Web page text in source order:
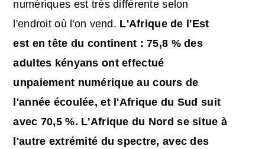
numériques est très différente selon
l'endroit où l'on vend. L'Afrique de l'Est
est en tête du continent : 75,8 % des
adultes kényans ont effectué
unpaiement numériqueau cours de
l'année écoulée, et l'Afrique du Sud suit
avec 70,5 %. L'Afrique du Nord se situe à
l'autre extrémité du spectre, avec des